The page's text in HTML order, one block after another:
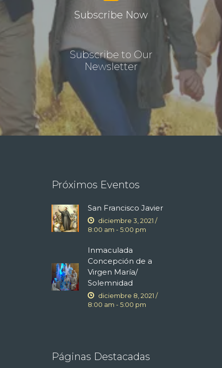
Subscribe Now
Subscribe to Our
Newsletter
Próximos Eventos
San Francisco Javier
diciembre 3, 2021 /
8:00 am -5:00 pm
Inmaculada
Concepción de a
Virgen María/
Solemnidad
diciembre 8, 2021 /
8:00 am -5:00 pm
Páginas Destacadas